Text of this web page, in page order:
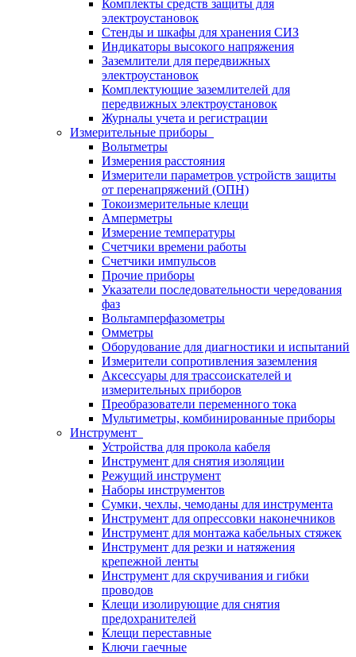
Комплекты средств защиты для
электроустановок
Стенды и шкафы для хранения СИЗ
Индикаторы высокого напряжения
Заземлители для передвижных
электроустановок
Комплектующие заземлителей для
передвижных электроустановок
Журналы учета и регистрации
Измерительные приборы
Вольтметры
Измерения расстояния
Измерители параметров устройств защиты
от перенапряжений (ОПН)
Токоизмерительные клещи
Амперметры
Измерение температуры
Счетчики времени работы
Счетчики импульсов
Прочие приборы
Указатели последовательности чередования
фаз
Вольтамперфазометры
Омметры
Оборудование для диагностики и испытаний
Измерители сопротивления заземления
Аксессуары для трассоискателей и
измерительных приборов
Преобразователи переменного тока
Мультиметры, комбинированные приборы
Инструмент
Устройства для прокола кабеля
Инструмент для снятия изоляции
Режущий инструмент
Наборы инструментов
Сумки, чехлы, чемоданы для инструмента
Инструмент для опрессовки наконечников
Инструмент для монтажа кабельных стяжек
Инструмент для резки и натяжения
крепежной ленты
Инструмент для скручивания и гибки
проводов
Клещи изолирующие для снятия
предохранителей
Клещи переставные
Ключи гаечные